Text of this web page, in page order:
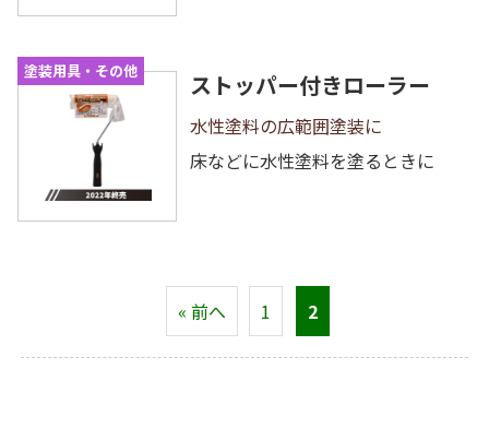
塗装用具・その他 ストッパー付きローラー
水性塗料の広範囲塗装に
床などに水性塗料を塗るときに
« 前へ 1 2